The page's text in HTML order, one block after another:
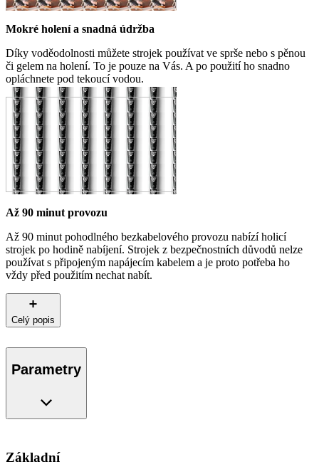
Mokré holení a snadná údržba
Díky voděodolnosti můžete strojek používat ve sprše nebo s pěnou
či gelem na holení. To je pouze na Vás. A po použití ho snadno
opláchnete pod tekoucí vodou.
Až 90 minut provozu
Až 90 minut pohodlného bezkabelového provozu nabízí holicí
strojek po hodině nabíjení. Strojek z bezpečnostních důvodů nelze
používat s připojeným napájecím kabelem a je proto potřeba ho
vždy před použitím nechat nabít.
Celý popis
Parametry
Základní